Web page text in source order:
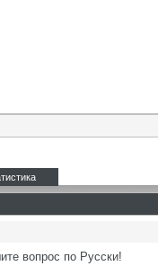
вопрос по Русски!